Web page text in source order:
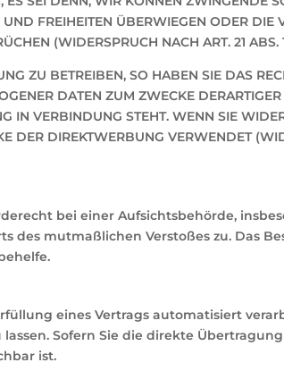
FREIHEITEN ÜBERWIEGEN ODER DIE
(WIDERSPRUCH NACH ART. 21 ABS.
ZU BETREIBEN, SO HABEN SIE DAS
DATEN ZUM ZWECKE
IN VERBINDUNG STEHT. WENN SIE
DER DIREKTWERBUNG VERWENDET
bei einer Aufsichtsbehörde,
des mutmaßlichen Verstoßes zu. Das
eines Vertrags automatisiert
Sofern Sie die direkte
ist.